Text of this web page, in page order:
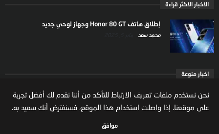
الاخبار الاكثر قراءة
إطلاق هاتف Honor 80 GT وجهاز لوحي جديد
محمد سعد
اخبار منوعة
ارتفاع ملكية المستثمرين الاجانب في السوق السعودية
مال واعمال
نحن نستخدم ملفات تعريف الارتباط للتأكد من أننا نقدم لك أفضل تجربة
على موقعنا. إذا واصلت استخدام هذا الموقع، فسنفترض أنك سعيد به.
موافق